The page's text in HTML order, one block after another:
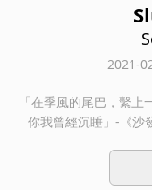
2021-
「在季風的尾巴，繫
你我曾經沉睡」-《沙發上的白日夢》
活動，實則在夢中快活，那叫夢遊。
旁人看你酣睡如泥，但其